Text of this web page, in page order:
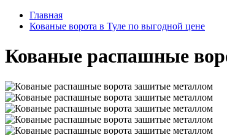
Главная
Кованые ворота в Туле по выгодной цене
Кованые распашные